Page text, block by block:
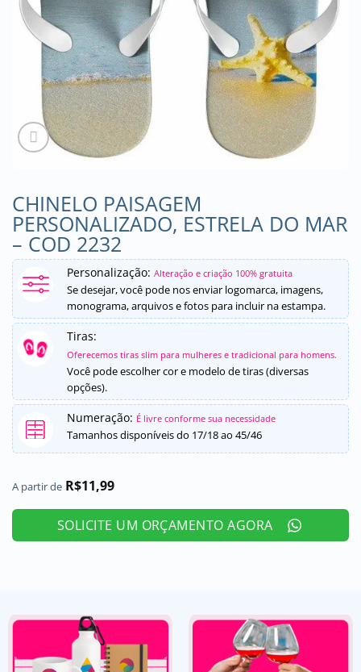
CHINELO PAISAGEM
PERSONALIZADO, ESTRELA DO MAR
– COD 2232
Personalização: Alteração e criação 100% gratuita
Se desejar, você pode nos enviar logomarca, imagens,
monograma, arquivos e fotos para incluir na estampa.
Tiras:
Oferecemos tiras slim para mulheres e tradicional para homens.
Você pode escolher cor e modelo de tiras (diversas
opções).
Numeração: É livre conforme sua necessidade
Tamanhos disponíveis do 17/18 ao 45/46
A partir de R$11,99
SOLICITE UM ORÇAMENTO AGORA